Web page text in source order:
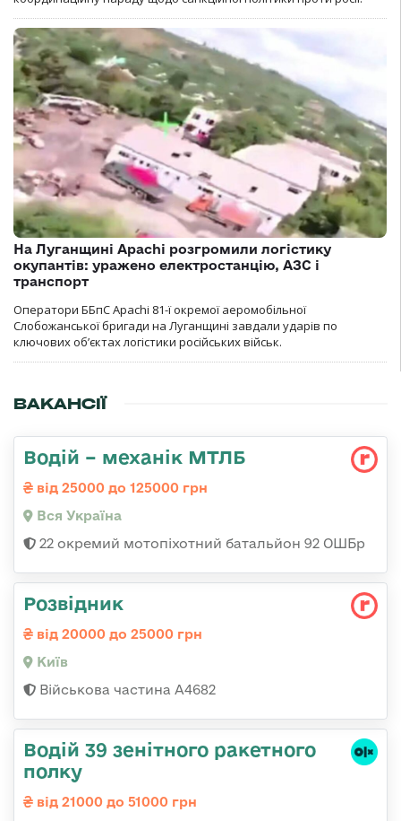
На Луганщині Apachi розгромили логістику
окупантів: уражено електростанцію, АЗС і
транспорт
Оператори ББпС Apachi 81-ї окремої аеромобільної
Слобожанської бригади на Луганщині завдали ударів по
ключових об’єктах логістики російських військ.
ВАКАНСІЇ
Водій – механік МТЛБ
від 25000 до 125000 грн
Вся Україна
22 окремий мотопіхотний батальйон 92 ОШБр
Розвідник
від 20000 до 25000 грн
Київ
Військова частина А4682
Водій 39 зенітного ракетного
полку
від 21000 до 51000 грн